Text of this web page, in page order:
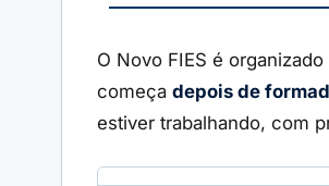
O Novo FIES é organizado
começa depois de
estiver trabalhando, com